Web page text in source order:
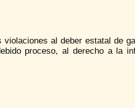
al deber estatal de
proceso, al derecho a la